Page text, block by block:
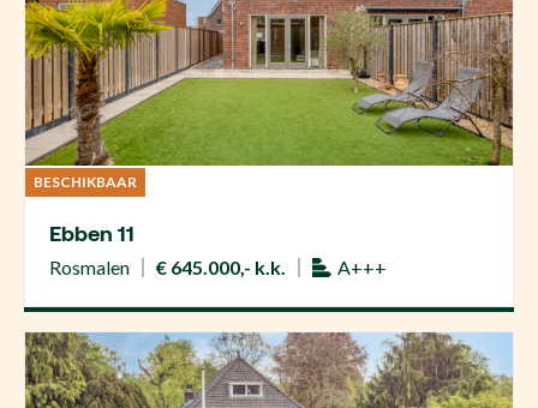
BESCHIKBAAR
Ebben 11
Rosmalen € 645.000,- k.k. A+++